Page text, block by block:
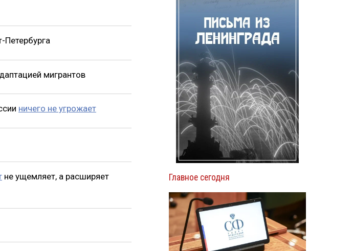
Петербурга
мигрантов
ничего не угрожает
не ущемляет, а расширяет
Главное сегодня